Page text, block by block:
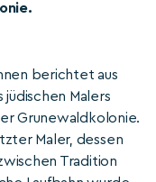
berichtet aus
Malers
Grunewaldkolonie.
Maler, dessen
Tradition